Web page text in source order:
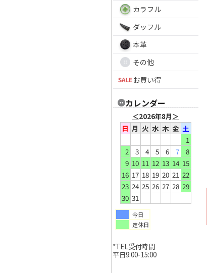
カラフル
ダッフル
本革
その他
お買い得
カレンダー
＜2026年8月＞
日 月 火 水 木 金 土
1
2
3 4 5 6 7
8
9 10 11 12 13 14 15
16 17 18 19 20 21 22
23 24 25 26 27 28 29
30 31
今日
定休日
*TEL受付時間
平日9:00-15:00